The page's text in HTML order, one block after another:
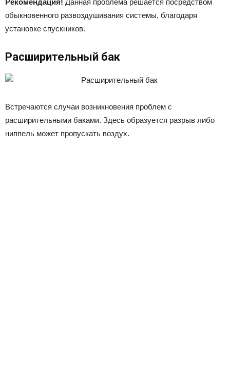
Рекомендация! Данная проблема решается посредством
обыкновенного развоздушивания системы, благодаря
установке спускников.
Расширительный бак
Встречаются случаи возникновения проблем с
расширительными баками. Здесь образуется разрыв либо
ниппель может пропускать воздух.